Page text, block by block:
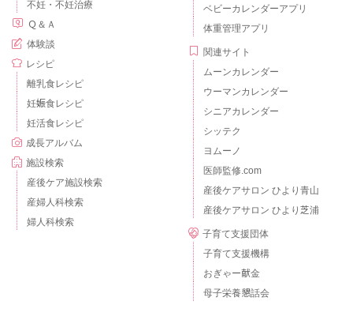
不妊・不妊治療
Ｑ＆Ａ
体験談
レシピ
離乳食レシピ
妊娠食レシピ
妊活食レシピ
成長アルバム
施設検索
産後ケア施設検索
産婦人科検索
婦人科検索
ベビーカレンダーアプリ
体重管理アプリ
関連サイト
ムーンカレンダー
ウーマンカレンダー
シニアカレンダー
シッテク
ヨムーノ
医師監修.com
産後ケアサロン ひより青山
産後ケアサロン ひより芝浦
子育て支援団体
子育て支援機構
おぎゃー献金
母子栄養懇話会